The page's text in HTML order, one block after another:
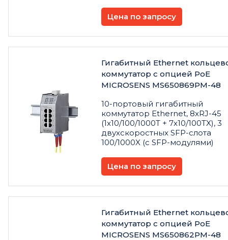
Цена по запросу
Гигабитный Ethernet
коммутатор с опцией PoE
MICROSENS MS650869PM-48
10-портовый гигабитный
коммутатор Ethernet, 8xRJ-45
(1x10/100/1000T + 7x10/100TX), 3
двухскоростных SFP-слота
100/1000X (с SFP-модулями)
Цена по запросу
Гигабитный Ethernet
коммутатор с опцией PoE
MICROSENS MS650862PM-48